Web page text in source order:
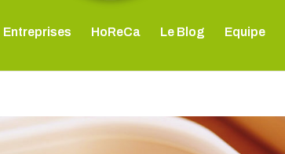
Entreprises HoReCa Le Blog Equipe